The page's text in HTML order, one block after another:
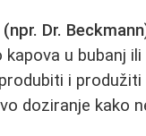
Dr.
kapova u bubanj
i
doziranje kako